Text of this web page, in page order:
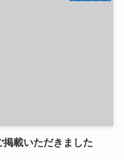
載いただきました